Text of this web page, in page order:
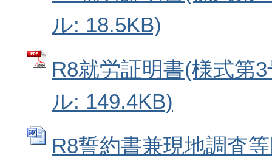
ル: 18.5KB)
R8就労証明書(様式第
ル: 149.4KB)
R8誓約書兼現地調査